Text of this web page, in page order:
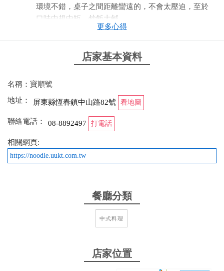
環境不錯，桌子之間距離蠻遠的，不會太壓迫，至於
口味中規中矩，炒飯太鹹
沙茶牛肉炒飯$100 非常普通甚至有點平均值以下的炒
飯，有不少米飯都還是白的，味道偏淡，感覺是靠沙
拼盤$70 豬耳朵有味道還不錯，其他品項吃起來都只
是水煮然後淋醬而已，沒有很想吃滷味的話可以不用
點 店內乾淨明亮，整體感覺像現代的新店家 位在小
路中，停車不便
級美味，價格也算評價，今天還點了牛肉清湯蛋花
更多心得
店家基本資料
名稱：寶順號
地址：
屏東縣恆春鎮中山路82號 看地圖
聯絡電話： 08-8892497 打電話
相關網頁:
https://noodle.uukt.com.tw
餐廳分類
中式料理
店家位置